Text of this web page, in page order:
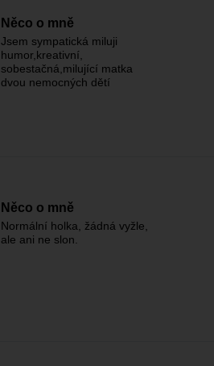
Něco o mně
Jsem sympatická miluji
humor,kreativní,
sobestačná,milující matka
dvou nemocných dětí
Něco o mně
Normální holka, žádná vyžle,
ale ani ne slon.